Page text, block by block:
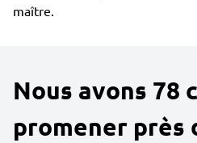
maître.
Nous avons 78
promener près